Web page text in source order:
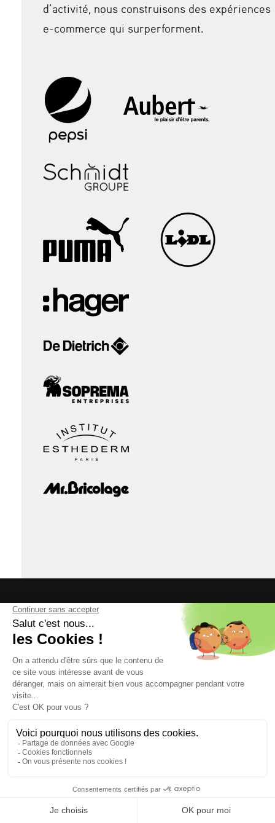
d’activité, nous construisons des expériences
e-commerce qui surperforment.
Strasbourg
03.90.41.18.58
32 rue du Bassin d’Austerlitz
67100 Strasbourg
01.85.08.22.68
32 rue de Cambrai